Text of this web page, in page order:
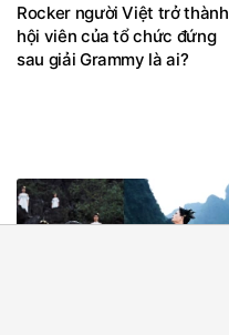
Rocker người Việt trở thành
hội viên của tổ chức đứng
sau giải Grammy là ai?